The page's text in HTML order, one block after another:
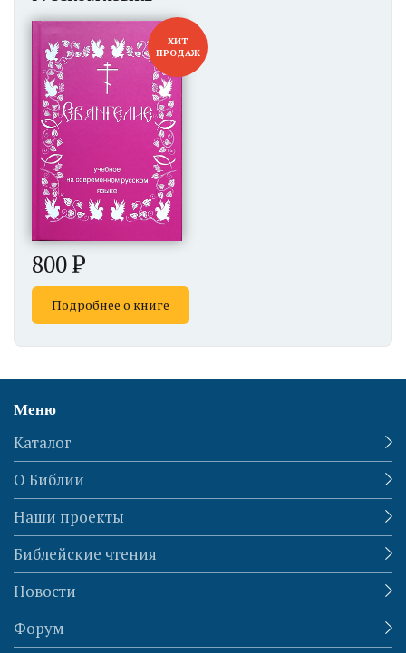
ХИТ
ПРОДАЖ
800
Подробнее о книге
Меню
Каталог
О Библии
Наши проекты
Библейские чтения
Новости
Форум